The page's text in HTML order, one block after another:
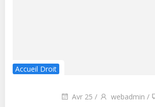
Accueil Droit
Avr 25 / webadmin /